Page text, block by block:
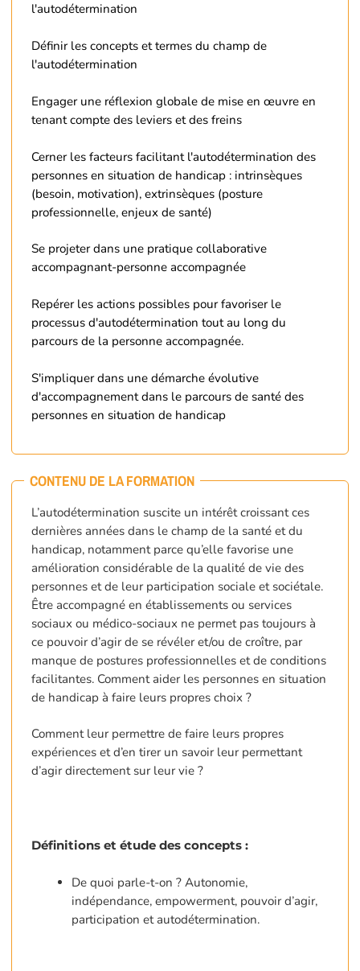
l'autodétermination
Définir les concepts et termes du champ de
l'autodétermination
Engager une réflexion globale de mise en œuvre en
tenant compte des leviers et des freins
Cerner les facteurs facilitant l'autodétermination des
personnes en situation de handicap : intrinsèques
(besoin, motivation), extrinsèques (posture
professionnelle, enjeux de santé)
Se projeter dans une pratique collaborative
accompagnant-personne accompagnée
Repérer les actions possibles pour favoriser le
processus d'autodétermination tout au long du
parcours de la personne accompagnée.
S'impliquer dans une démarche évolutive
d'accompagnement dans le parcours de santé des
personnes en situation de handicap
CONTENU DE LA FORMATION
L’autodétermination suscite un intérêt croissant ces
dernières années dans le champ de la santé et du
handicap, notamment parce qu’elle favorise une
amélioration considérable de la qualité de vie des
personnes et de leur participation sociale et sociétale.
Être accompagné en établissements ou services
sociaux ou médico-sociaux ne permet pas toujours à
ce pouvoir d’agir de se révéler et/ou de croître, par
manque de postures professionnelles et de conditions
facilitantes. Comment aider les personnes en situation
de handicap à faire leurs propres choix ?
Comment leur permettre de faire leurs propres
expériences et d’en tirer un savoir leur permettant
d’agir directement sur leur vie ?
Définitions et étude des concepts :
De quoi parle-t-on ? Autonomie,
indépendance, empowerment, pouvoir d’agir,
participation et autodétermination.